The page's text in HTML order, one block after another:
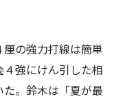
の強力打線は簡単
強にけん引した相
。鈴木は「夏が最